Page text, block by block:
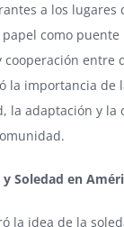
a los lugares
como
cooperación entre
la importancia de
la adaptación y la
Soledad en
la idea de la